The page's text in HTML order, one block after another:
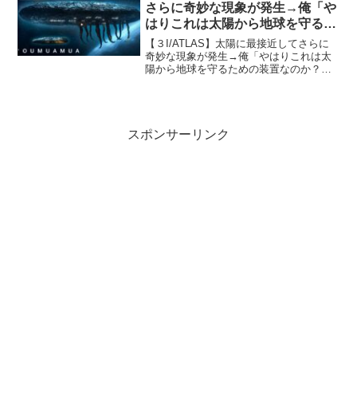
さらに奇妙な現象が発生→俺「や
はりこれは太陽から地球を守るた
めの装置なのか？」
【３I/ATLAS】太陽に最接近してさらに
奇妙な現象が発生→俺「やはりこれは太
陽から地球を守るための装置なのか？」
スポンサーリンク